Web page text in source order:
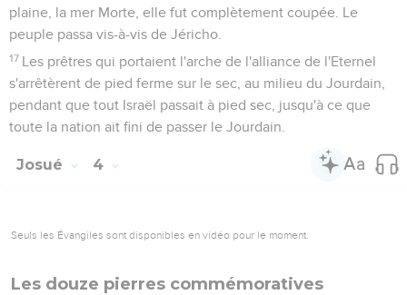
plaine, la mer Morte, elle fut complètement coupée. Le
peuple passa vis-à-vis de Jéricho.
17 Les prêtres qui portaient l'arche de l'alliance de l'Eternel
s'arrêtèrent de pied ferme sur le sec, au milieu du Jourdain,
pendant que tout Israël passait à pied sec, jusqu'à ce que
toute la nation ait fini de passer le Jourdain.
Josué 4
Seuls les Évangiles sont disponibles en vidéo pour le moment.
Les douze pierres commémoratives